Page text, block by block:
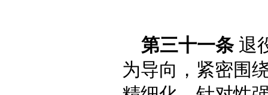
第三十一条退
为导向，紧密围